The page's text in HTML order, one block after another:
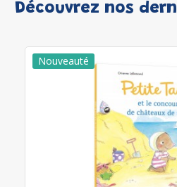
Découvrez nos